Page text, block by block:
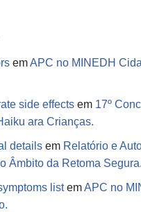
emAPC no MINEDH
side effects em 17º
ara Crianças.
details em Relatório e
Âmbito da Retoma Segura.
listemAPC no